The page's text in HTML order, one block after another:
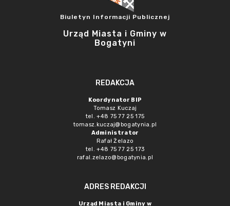
Biuletyn Informacji Publicznej
Urząd Miasta i Gminy w
Bogatyni
REDAKCJA
Koordynator BIP
Tomasz Kuczaj
tel. +48 75 77 25 175
tomasz.kuczaj@bogatynia.pl
Administrator
Rafał Żelazo
tel. +48 75 77 25 173
rafal.zelazo@bogatynia.pl
ADRES REDAKCJI
Urząd Miasta i Gminy w